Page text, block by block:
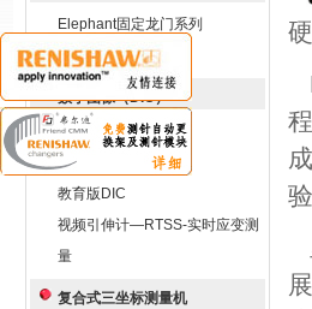
Elephant固定龙门系列
Whale移动龙门系列
数字图像（DIC）
Q-450高速DIC
标准版DIC Q-400
教育版DIC
视频引伸计—RTSS-实时应变测
量
复合式三坐标测量机